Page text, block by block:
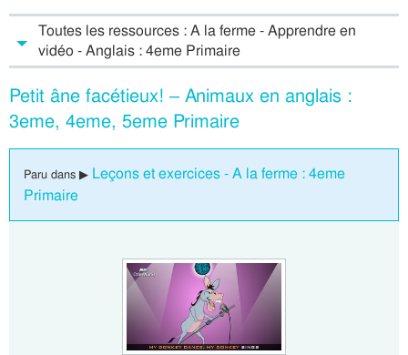
Toutes les ressources : A la ferme - Apprendre en
vidéo - Anglais : 4eme Primaire
Petit âne facétieux! – Animaux en anglais :
3eme, 4eme, 5eme Primaire
Paru dans ▶ Leçons et exercices - A la ferme : 4eme
Primaire